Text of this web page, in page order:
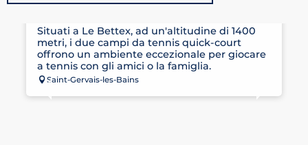
Situati a Le Bettex, ad un'altitudine di 1400
metri, i due campi da tennis quick-court
offrono un ambiente eccezionale per giocare
a tennis con gli amici o la famiglia.
Saint-Gervais-les-Bains